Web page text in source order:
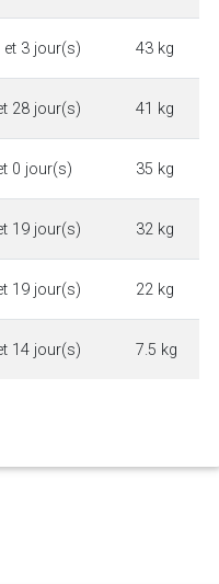
3 jour(s) 43 kg
28 jour(s) 41 kg
0 jour(s) 35 kg
19 jour(s) 32 kg
19 jour(s) 22 kg
14 jour(s) 7.5 kg